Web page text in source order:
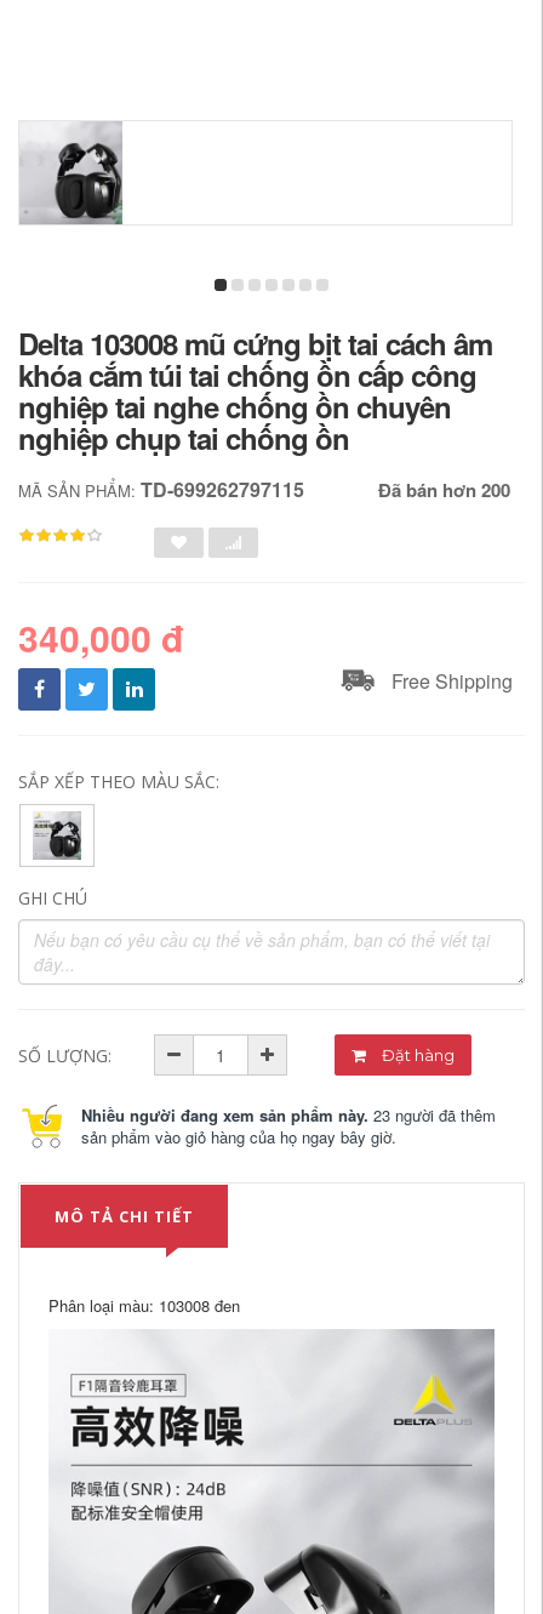
Delta 103008 mũ cứng bịt tai cách âm
khóa cắm túi tai chống ồn cấp công
nghiệp tai nghe chống ồn chuyên
nghiệp chụp tai chống ồn
MÃ SẢN PHẨM: TD-699262797115 Đã bán hơn 200
340,000 đ
Free Shipping
SẮP XẾP THEO MÀU SẮC:
GHI CHÚ
SỐ LƯỢNG: Đặt hàng
Nhiều người đang xem sản phẩm này. 23 người đã thêm
sản phẩm vào giỏ hàng của họ ngay bây giờ.
MÔ TẢ CHI TIẾT
Phân loại màu: 103008 đen